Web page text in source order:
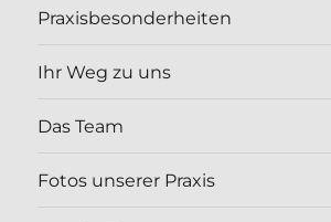
Praxisbesonderheiten
Ihr Weg zu uns
Das Team
Fotos unserer Praxis